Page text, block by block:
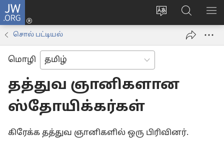
JW.ORG
மொழியை
மாற்றவும்
உள்நுழைக
window)
JW.ORG-
ல்
தேடவும்
சொல் பட்டியல்
மொழி
தத்துவ ஞானிகளான
ஸ்தோயிக்கர்கள்
கிரேக்க தத்துவ ஞானிகளில் ஒரு பிரிவினர்.